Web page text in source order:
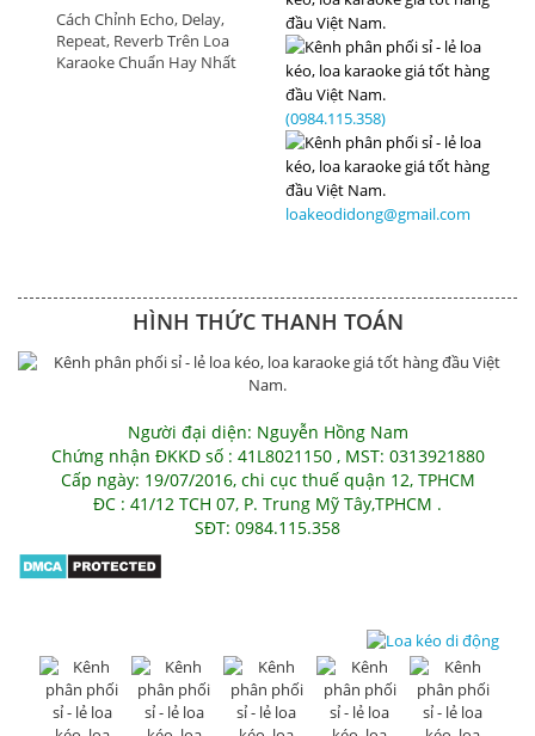
Cách Chỉnh Echo, Delay,
Repeat, Reverb Trên Loa
Karaoke Chuẩn Hay Nhất
(0984.115.358)
loakeodidong@gmail.com
HÌNH THỨC THANH TOÁN
Người đại diện: Nguyễn Hồng Nam
Chứng nhận ĐKKD số : 41L8021150 , MST: 0313921880
Cấp ngày: 19/07/2016, chi cục thuế quận 12, TPHCM
ĐC : 41/12 TCH 07, P. Trung Mỹ Tây,TPHCM .
SĐT: 0984.115.358